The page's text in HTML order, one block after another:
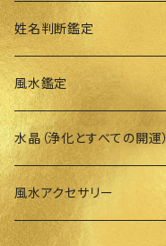
姓名判断鑑定
風水鑑定
水晶（浄化とすべての開運）
風水アクセサリー